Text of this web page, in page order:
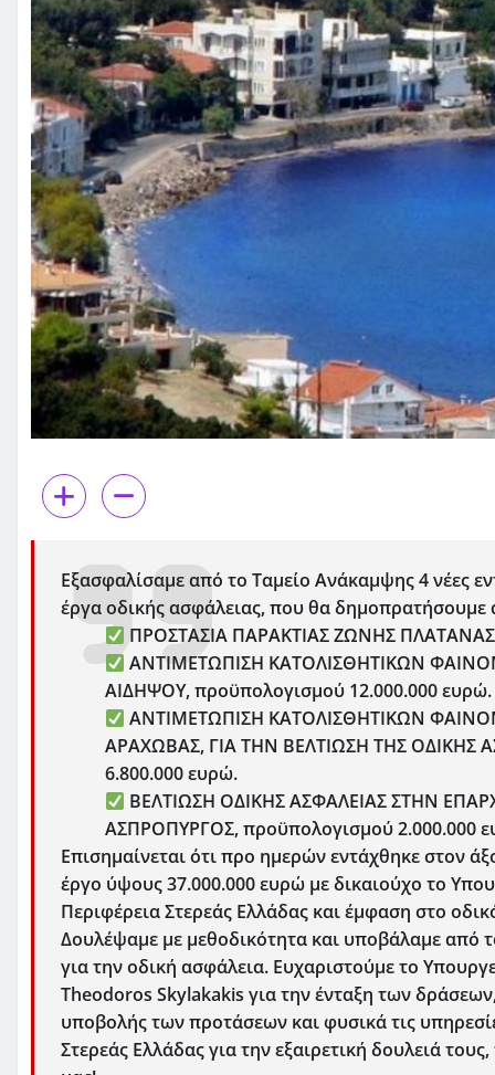
Εξασφαλίσαμε από το Ταμείο Ανάκαμψης 4 νέες
έργα οδικής ασφάλειας, που θα δημοπρατήσουμε
ΠΡΟΣΤΑΣΙΑ ΠΑΡΑΚΤΙΑΣ ΖΩΝΗΣ
ΑΝΤΙΜΕΤΩΠΙΣΗ ΚΑΤΟΛΙΣΘΗΤΙΚΩΝ
ΑΙΔΗΨΟΥ, προϋπολογισμού 12.000.000 ευρώ.
ΑΝΤΙΜΕΤΩΠΙΣΗ ΚΑΤΟΛΙΣΘΗΤΙΚΩΝ
ΑΡΑΧΩΒΑΣ, ΓΙΑ ΤΗΝ ΒΕΛΤΙΩΣΗ ΤΗΣ ΟΔΙΚΗΣ
6.800.000 ευρώ.
ΒΕΛΤΙΩΣΗ ΟΔΙΚΗΣ ΑΣΦΑΛΕΙΑΣ ΣΤΗΝ
ΑΣΠΡΟΠΥΡΓΟΣ, προϋπολογισμού 2.000.000
Επισημαίνεται ότι προ ημερών εντάχθηκε στον
έργο ύψους 37.000.000 ευρώ με δικαιούχο το
Περιφέρεια Στερεάς Ελλάδας και έμφαση στο
Δουλέψαμε με μεθοδικότητα και υποβάλαμε από
για την οδική ασφάλεια. Ευχαριστούμε το
Theodoros Skylakakis για την ένταξη των
υποβολής των προτάσεων και φυσικά τις
Στερεάς Ελλάδας για την εξαιρετική δουλειά